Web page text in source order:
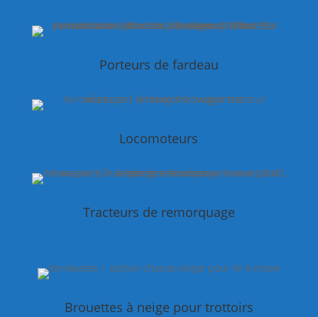
Porteurs de fardeau
Locomoteurs
Tracteurs de remorquage
Brouettes à neige pour trottoirs